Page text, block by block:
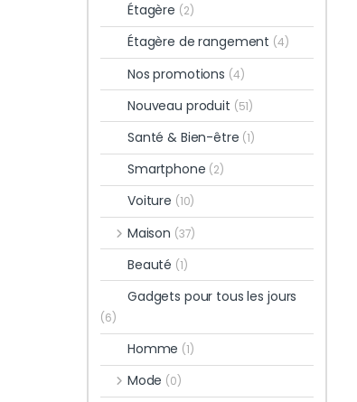
Étagère (2)
Étagère de rangement (4)
Nos promotions (4)
Nouveau produit (51)
Santé & Bien-être (1)
Smartphone (2)
Voiture (10)
Maison (37)
Beauté (1)
Gadgets pour tous les jours
(6)
Homme (1)
Mode (0)